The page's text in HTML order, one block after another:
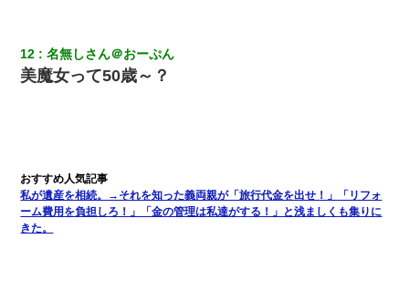
【画像】女上司(30)「終電なくなったね…部屋くる？」ワイ「行
きます！」
【唖然】帰宅したら旦那のスポーツカーが消えていた。警察『目
立つし、すぐ見つかるかもしれません』→ 数時間後・・警察『××
さんご存じですか？』
12 名無しさん＠おーぷん
美魔女って50歳～？
私が遺産を相続。→それを知った義両親が「旅行代金を出せ！」「リフォ
ーム費用を負担しろ！」「金の管理は私達がする！」と浅ましくも集りに
きた。